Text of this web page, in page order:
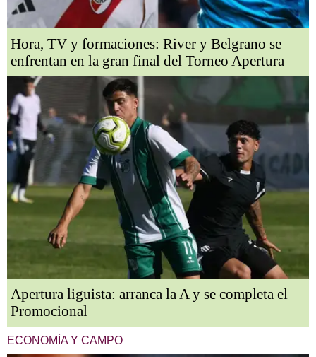
Hora, TV y formaciones: River y Belgrano se
enfrentan en la gran final del Torneo Apertura
Apertura liguista: arranca la A y se completa el
Promocional
ECONOMÍA Y CAMPO